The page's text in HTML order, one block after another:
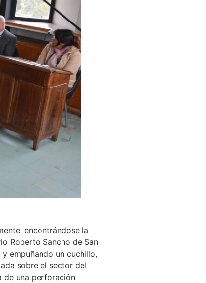
encontrándose la
Roberto Sancho de San
empuñando un cuchillo,
sobre el sector del
de una perforación